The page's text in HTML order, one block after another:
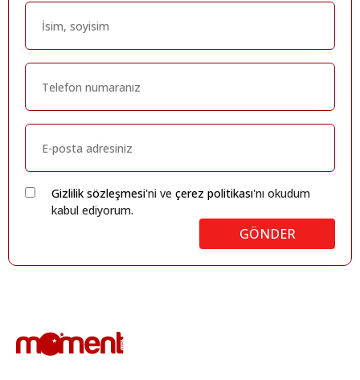
Gizlilik sözleşmesi'ni ve çerez politikası'nı okudum
kabul ediyorum.
GÖNDER